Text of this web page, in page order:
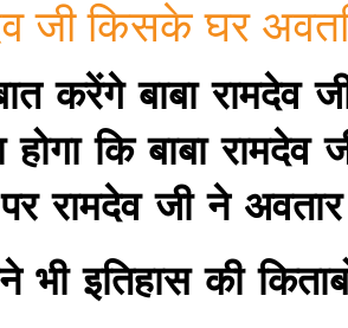
जी किसके घर
करेंगे बाबा
कि बाबा
रामदेव जी ने अवतार
भी इतिहास की